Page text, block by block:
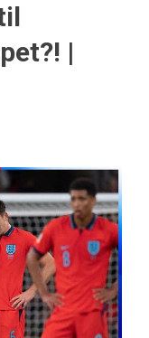
|